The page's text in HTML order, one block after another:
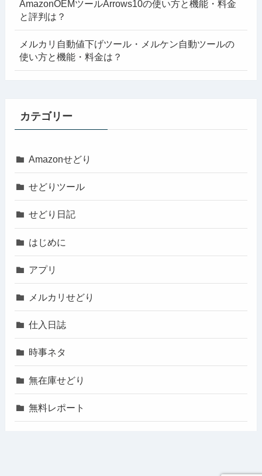
AmazonOEMツールArrows10の使い方と機能・料金
と評判は？
メルカリ自動値下げツール・メルケン自動ツールの
使い方と機能・料金は？
カテゴリー
Amazonせどり
せどりツール
せどり日記
はじめに
アプリ
メルカリせどり
仕入日誌
時事ネタ
無在庫せどり
無料レポート